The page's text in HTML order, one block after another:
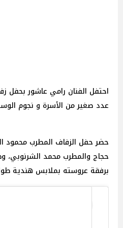
احتفل الفنان رامي عاشور
عدد صغير من الأسرة و نجوم
حضر حفل الزفاف المطرب
حجاج والمطرب محمد الشرنوبي،
برفقة عروسته بملابس هندية